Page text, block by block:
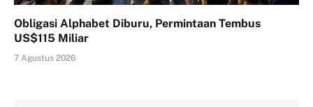
Obligasi Alphabet Diburu, Permintaan Tembus
US$115 Miliar
7 Agustus 2026